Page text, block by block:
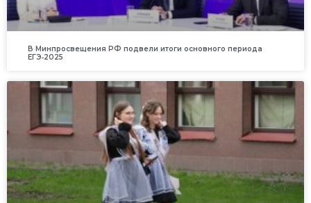
В Минпросвещения РФ подвели итоги основного периода
ЕГЭ‑2025